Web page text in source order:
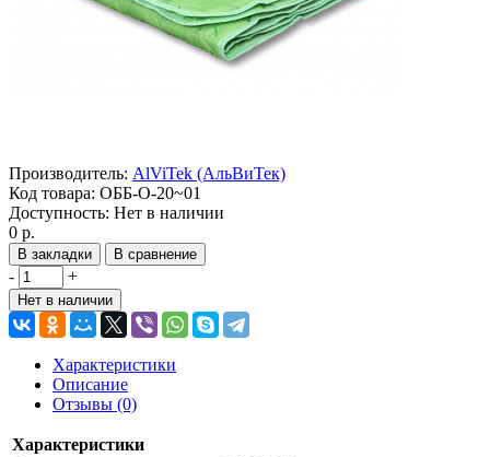
Производитель: AlViTek (АльВиТек)
Код товара: ОББ-О-20~01
Доступность: Нет в наличии
0 р.
В закладки В сравнение
- +
Нет в наличии
Характеристики
Описание
Отзывы (0)
Характеристики